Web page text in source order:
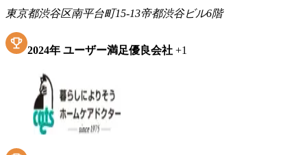
東京都渋谷区南平台町15-13帝都渋谷ビル6階
2024年 ユーザー満足優良会社 +1